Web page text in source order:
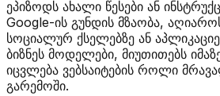
ეპიზოდს ახალი წესები ან
Google-ის გუნდის მზაობა,
სოციალურ ქსელებზე ან
ბიზნეს მოდელები, მიუთითებს
იცვლება ვებსაიტების როლი
გარემოში.